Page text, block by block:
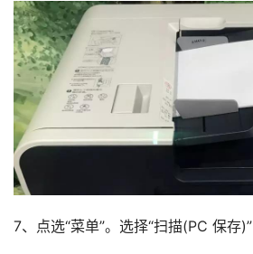
7、点选“菜单”。选择“扫描(PC 保存)”